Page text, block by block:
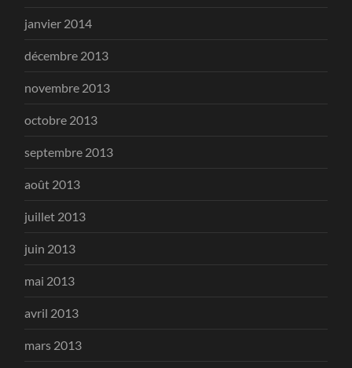
janvier 2014
décembre 2013
novembre 2013
octobre 2013
septembre 2013
août 2013
juillet 2013
juin 2013
mai 2013
avril 2013
mars 2013